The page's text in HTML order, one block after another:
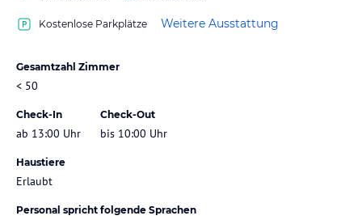
Kostenlose Parkplätze Weitere Ausstattung
Gesamtzahl Zimmer
< 50
Check-In
ab 13:00 Uhr
Check-Out
bis 10:00 Uhr
Haustiere
Erlaubt
Personal spricht folgende Sprachen